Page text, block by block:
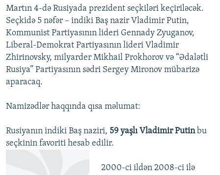
BIZIMLƏ ƏLAQƏ
XƏBƏR BÜLLETENLƏRIMIZ
Martın 4-də Rusiyada prezident seçkiləri keçiriləcək.
Seçkidə 5 nəfər – indiki Baş nazir Vladimir Putin,
Kommunist Partiyasının lideri Gennady Zyuganov,
Liberal-Demokrat Partiyasının lideri Vladimir
Zhirinovsky, milyarder Mikhail Prokhorov və “Ədalətli
Rusiya” Partiyasının sədri Sergey Mironov mübarizə
aparacaq.
Namizədlər haqqında qısa məlumat:
Rusiyanın indiki Baş naziri, 59 yaşlı Vladimir Putinbu
seçkinin favoriti hesab edilir.
2000-ci ildən 2008-ci ilə